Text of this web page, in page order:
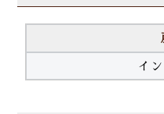
イ